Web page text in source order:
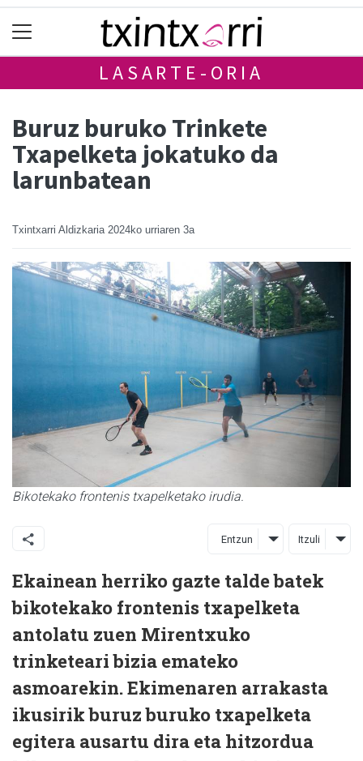
LASARTE-ORIA
Buruz buruko Trinkete
Txapelketa jokatuko da
larunbatean
Txintxarri Aldizkaria 2024ko urriaren 3a
Bikotekako frontenis txapelketako irudia.
Entzun Itzuli
Ekainean herriko gazte talde batek
bikotekako frontenis txapelketa
antolatu zuen Mirentxuko
trinketeari bizia emateko
asmoarekin. Ekimenaren arrakasta
ikusirik buruz buruko txapelketa
egitera ausartu dira eta hitzordua